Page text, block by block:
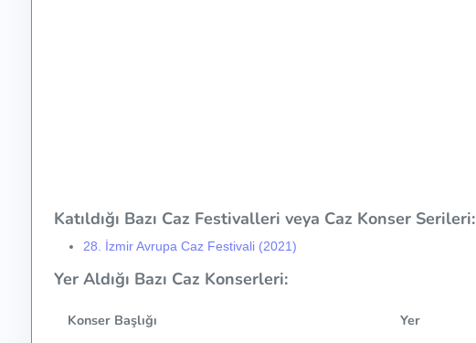
Katıldığı Bazı Caz Festivalleri veya Caz Konser Serileri:
28. İzmir Avrupa Caz Festivali (2021)
Yer Aldığı Bazı Caz Konserleri:
Konser Başlığı Yer